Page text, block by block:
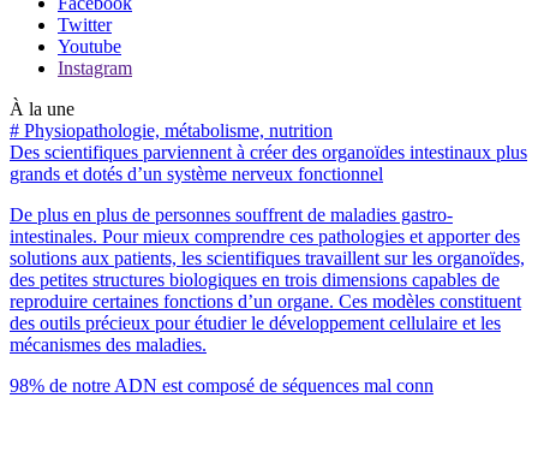
Twitter
Youtube
Instagram
À la une
# Physiopathologie, métabolisme, nutrition
Des scientifiques parviennent à créer des organoïdes intestinaux plus
grands et dotés d’un système nerveux fonctionnel
De plus en plus de personnes souffrent de maladies gastro-
intestinales. Pour mieux comprendre ces pathologies et apporter des
solutions aux patients, les scientifiques travaillent sur les organoïdes,
des petites structures biologiques en trois dimensions capables de
reproduire certaines fonctions d’un organe. Ces modèles constituent
des outils précieux pour étudier le développement cellulaire et les
mécanismes des maladies.
98% de notre ADN est composé de séquences mal conn